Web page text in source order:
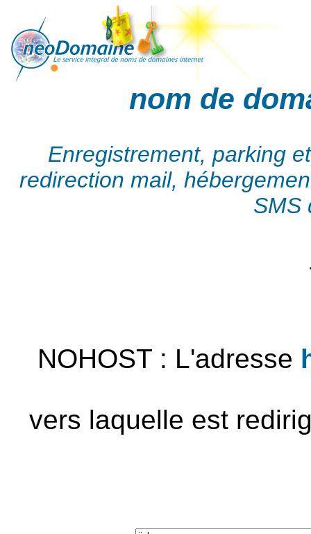
nom de
Enregistrement, parking
redirection mail,
SMS
NOHOST : L'adresse
vers laquelle est